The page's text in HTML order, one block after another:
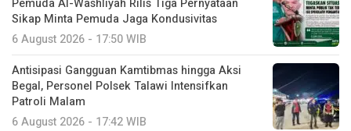
Pemuda Al-Washliyah Rilis Tiga Pernyataan
Sikap Minta Pemuda Jaga Kondusivitas
6 August 2026 - 17:50 WIB
Antisipasi Gangguan Kamtibmas hingga Aksi
Begal, Personel Polsek Talawi Intensifkan
Patroli Malam
6 August 2026 - 17:42 WIB